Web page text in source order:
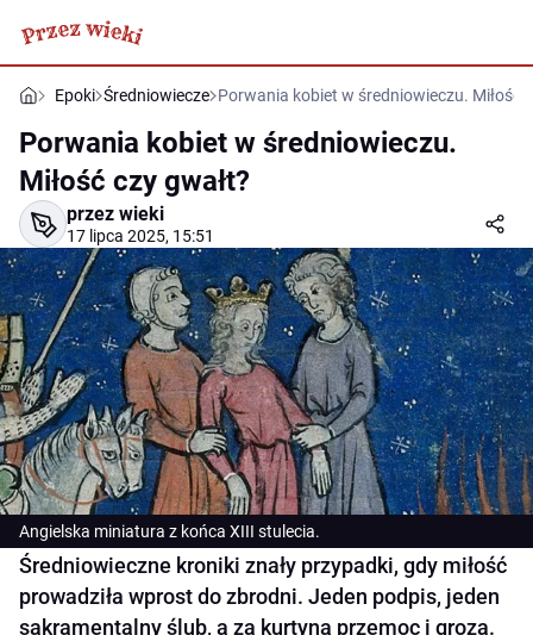
Epoki Średniowiecze Porwania kobiet w średniowieczu. Miłość
Porwania kobiet w średniowieczu.
Miłość czy gwałt?
przez wieki
17 lipca 2025, 15:51
Angielska miniatura z końca XIII stulecia.
Średniowieczne kroniki znały przypadki, gdy miłość
prowadziła wprost do zbrodni. Jeden podpis, jeden
sakramentalny ślub, a za kurtyną przemoc i groza.